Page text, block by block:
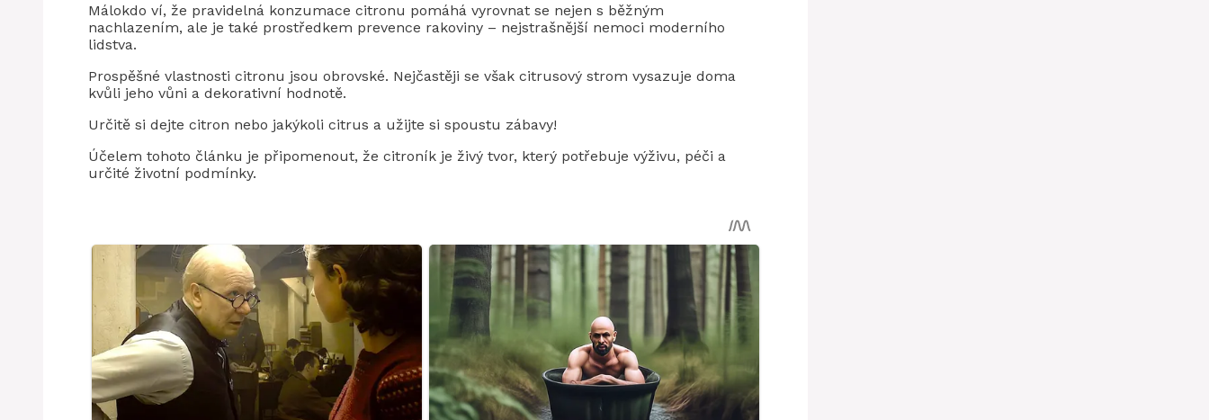
Málokdo ví, že pravidelná konzumace citronu pomáhá vyrovnat se nejen s běžným
nachlazením, ale je také prostředkem prevence rakoviny – nejstrašnější nemoci moderního
lidstva.
Prospěšné vlastnosti citronu jsou obrovské. Nejčastěji se však citrusový strom vysazuje doma
kvůli jeho vůni a dekorativní hodnotě.
Určitě si dejte citron nebo jakýkoli citrus a užijte si spoustu zábavy!
Účelem tohoto článku je připomenout, že citroník je živý tvor, který potřebuje výživu, péči a
určité životní podmínky.